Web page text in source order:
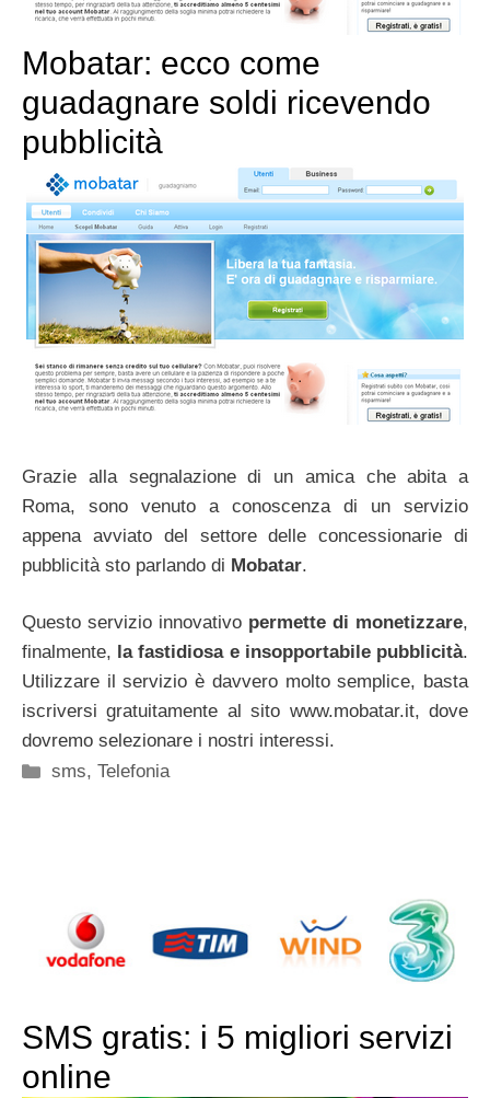
Mobatar: ecco come
guadagnare soldi ricevendo
pubblicità
Grazie alla segnalazione di un amica che abita a
Roma, sono venuto a conoscenza di un servizio
appena avviato del settore delle concessionarie di
pubblicità sto parlando di Mobatar.
Questo servizio innovativo permette di monetizzare,
finalmente, la fastidiosa e insopportabile pubblicità.
Utilizzare il servizio è davvero molto semplice, basta
iscriversi gratuitamente al sito www.mobatar.it, dove
dovremo selezionare i nostri interessi.
Categorie
sms,Telefonia
SMS gratis: i 5 migliori servizi
online